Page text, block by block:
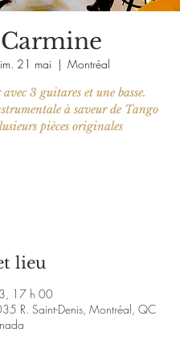
Carmine
21 mai
  |
Montréal
3 guitares et une basse.
à saveur de Tango
pièces originales
lieu
17 h 00
R. Saint-Denis, Montréal, QC